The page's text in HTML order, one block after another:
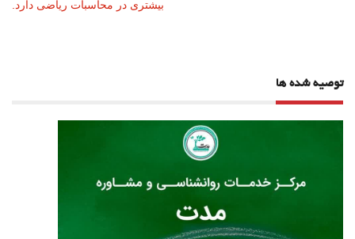
بیشتری در محاسبات ریاضی دارد.
توصیه شده ها